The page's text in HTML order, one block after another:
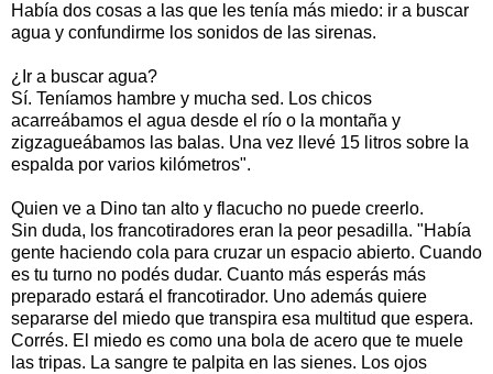
Había dos cosas a las que les tenía más miedo: ir a buscar
agua y confundirme los sonidos de las sirenas.
¿Ir a buscar agua?
Sí. Teníamos hambre y mucha sed. Los chicos
acarreábamos el agua desde el río o la montaña y
zigzagueábamos las balas. Una vez llevé 15 litros sobre la
espalda por varios kilómetros".
Quien ve a Dino tan alto y flacucho no puede creerlo.
Sin duda, los francotiradores eran la peor pesadilla. "Había
gente haciendo cola para cruzar un espacio abierto. Cuando
es tu turno no podés dudar. Cuanto más esperás más
preparado estará el francotirador. Uno además quiere
separarse del miedo que transpira esa multitud que espera.
Corrés. El miedo es como una bola de acero que te muele
las tripas. La sangre te palpita en las sienes. Los ojos